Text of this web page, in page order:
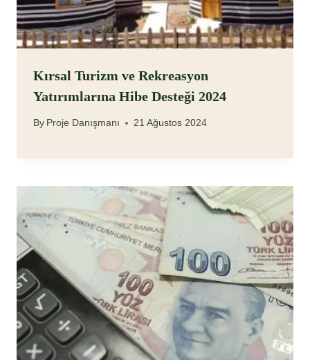
Kırsal Turizm ve Rekreasyon
Yatırımlarına Hibe Desteği 2024
By Proje Danışmanı 21 Ağustos 2024